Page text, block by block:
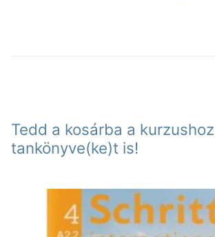
Tedd a kosárba a
tankönyve(ke)t is!